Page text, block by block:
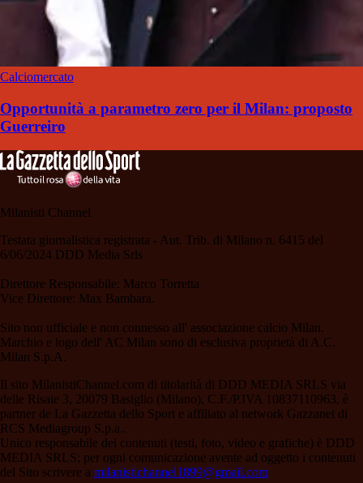
Calciomercato
Opportunità a parametro zero per il Milan: proposto
Guerreiro
Milanisti Channel
Testata giornalistica registrata - Aut. Trib. di Milano n. 6415 del
6/06/2024 DDD Media Srls
Direttore Responsabile: Marco Torretta
Vice Direttore: Max Bambara.
Sito non ufficiale e non connesso all' associazione calcio Milan.
Marchio e logo dell' AC Milan sono di esclusiva proprietà di A.C.
Milan S.p.A.
Il sito MilanistiChannel.com di titolarità di DDD MEDIA SRLS via
delle Risaie 3, 20079 Basiglio (Milano), C.F./P.IVA 10837110963, è
partner de La Gazzetta dello Sport e affiliato al network Gazzanet di
RCS Mediagroup S.p.a..
Unico responsabile dei contenuti (testi, foto, video e grafiche) è DDD
MEDIA SRLS; per ogni comunicazione avente ad oggetto i contenuti
del Sito scrivere a milanistichannel1899@gmail.com